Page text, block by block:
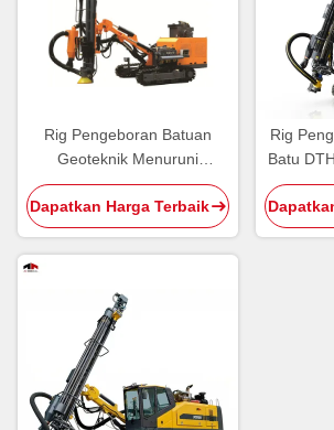
Rig Pengeboran Batuan
Geoteknik Menuruni
Kekuatan Angkat 25 Kn
Untuk Peledakan Batu
Dapatkan Harga Terbaik
Rig
Batu